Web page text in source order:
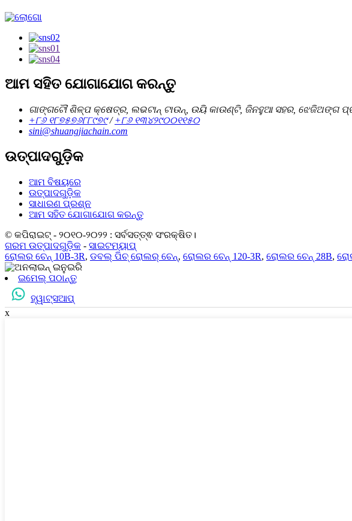
ଆମ ସହିତ ଯୋଗାଯୋଗ କରନ୍ତୁ
ଗାଙ୍ଗଟୌ ଶିଳ୍ପ କ୍ଷେତ୍ର, ଲଭଟାନ୍ ଟାଉନ୍, ଉୟି କାଉଣ୍ଟି, ଜିନହୁଆ ସହର, ଝେଜିଅଙ୍ଗ
+୮୬ ୧୮୭୫୭୬୮୮୯୭୯/+୮୬ ୧୩୪୨୯୦୦୧୧୫୦
sini@shuangjiachain.com
ଉତ୍ପାଦଗୁଡ଼ିକ
ଆମ ବିଷୟରେ
ଉତ୍ପାଦଗୁଡ଼ିକ
ସାଧାରଣ ପ୍ରଶ୍ନ
ଆମ ସହିତ ଯୋଗାଯୋଗ କରନ୍ତୁ
© କପିରାଇଟ୍ - ୨୦୧୦-୨୦୨୨ : ସର୍ବସତ୍ତ୍ଵ ସଂରକ୍ଷିତ।
ଗରମ ଉତ୍ପାଦଗୁଡ଼ିକ - ସାଇଟମ୍ୟାପ୍
ରୋଲର ଚେନ୍ 10B-3R, ଡବଲ୍ ପିଚ୍ ରୋଲର୍ ଚେନ୍, ରୋଲର ଚେନ୍ 120-3R, ରୋଲର ଚେନ୍ 28B,
ଇମେଲ୍ ପଠାନ୍ତୁ
ହ୍ୱାଟ୍ସଆପ୍
x